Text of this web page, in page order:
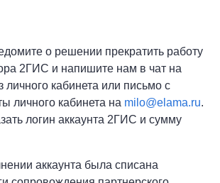
о решении прекратить работу
2ГИС и напишите нам в чат на
личного кабинета или письмо с
личного кабинета на milo@elama.ru.
логин аккаунта 2ГИС и сумму
аккаунта была списана